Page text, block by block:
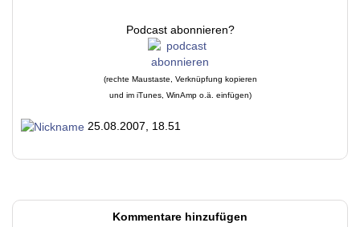
Podcast abonnieren?
(rechte Maustaste, Verknüpfung kopieren
und im iTunes, WinAmp o.ä. einfügen)
25.08.2007, 18.51
Kommentare hinzufügen